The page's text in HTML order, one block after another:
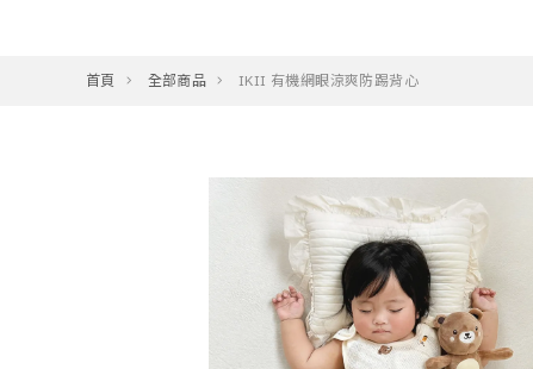
首頁 全部商品 IKII 有機網眼涼爽防踢背心